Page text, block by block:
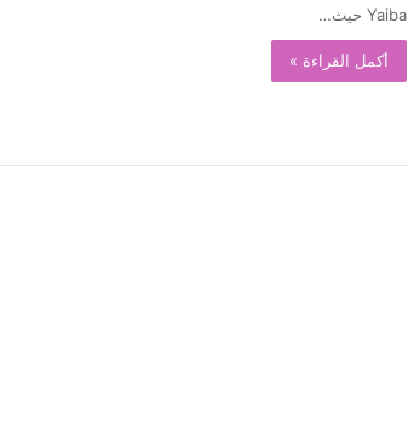
Yaiba حيث…
أكمل القراءة »